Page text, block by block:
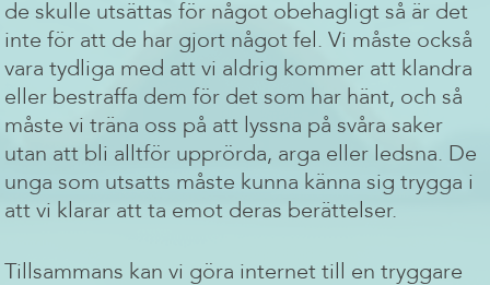
de skulle utsättas för något obehagligt så är det
inte för att de har gjort något fel. Vi måste också
vara tydliga med att vi aldrig kommer att klandra
eller bestraffa dem för det som har hänt, och så
måste vi träna oss på att lyssna på svåra saker
utan att bli alltför upprörda, arga eller ledsna. De
unga som utsatts måste kunna känna sig trygga i
att vi klarar att ta emot deras berättelser.
Tillsammans kan vi göra internet till en tryggare